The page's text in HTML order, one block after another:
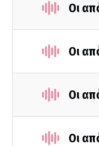
Οι
Οι
Οι
Οι